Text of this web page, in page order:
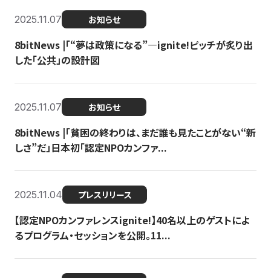
2025.11.07 お知らせ
8bitNews |「“夢は政策になる”—ignite!ピッチが炙り出
した「公共」の設計図
2025.11.07 お知らせ
8bitNews |「貧困の終わりは、まだ誰も見たことがない“新
しさ”だ」日本初「認定NPOカンファ...
2025.11.04 プレスリリース
【認定NPOカンファレンスignite!】40名以上のゲストによ
るプログラム・セッションを公開。11...